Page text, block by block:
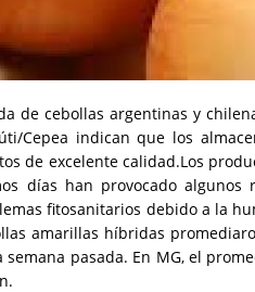
de cebollas argentinas y
Cepea indican que los
de excelente calidad.Los
días han provocado algunos
fitosanitarios debido a la
amarillas híbridas
pasada. En MG, el